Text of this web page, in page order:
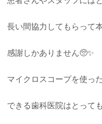
長い間協力してもらって
感謝しかありません🥺✨
マイクロスコープを使っ
できる歯科医院はとって